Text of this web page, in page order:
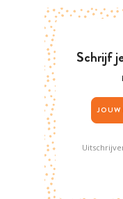
Schrijf